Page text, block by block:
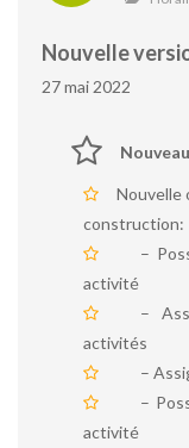
Nouvelle
27 mai 2022
Nouvelle
construction:
–
activité
–
activités
–
–
activité